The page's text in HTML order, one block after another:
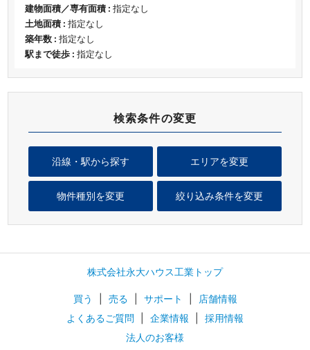
検索条件の変更
エリアを変更
沿線・駅から探す
物件種別を変更 絞り込み条件を変更
建物面積／専有面積 : 指定なし
土地面積 : 指定なし
築年数 : 指定なし
駅まで徒歩 : 指定なし
株式会社永大ハウス工業トップ
買う 売る サポート
店舗情報
よくあるご質問
企業情報
採用情報
法人のお客様